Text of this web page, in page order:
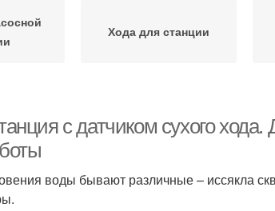
Хода для станции
с датчиком сухого хода.
воды бывают различные – иссякла